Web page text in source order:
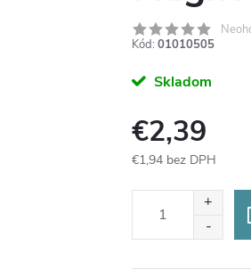
Kód: 01010505
Skladom
€2,39
€1,94 bez DPH